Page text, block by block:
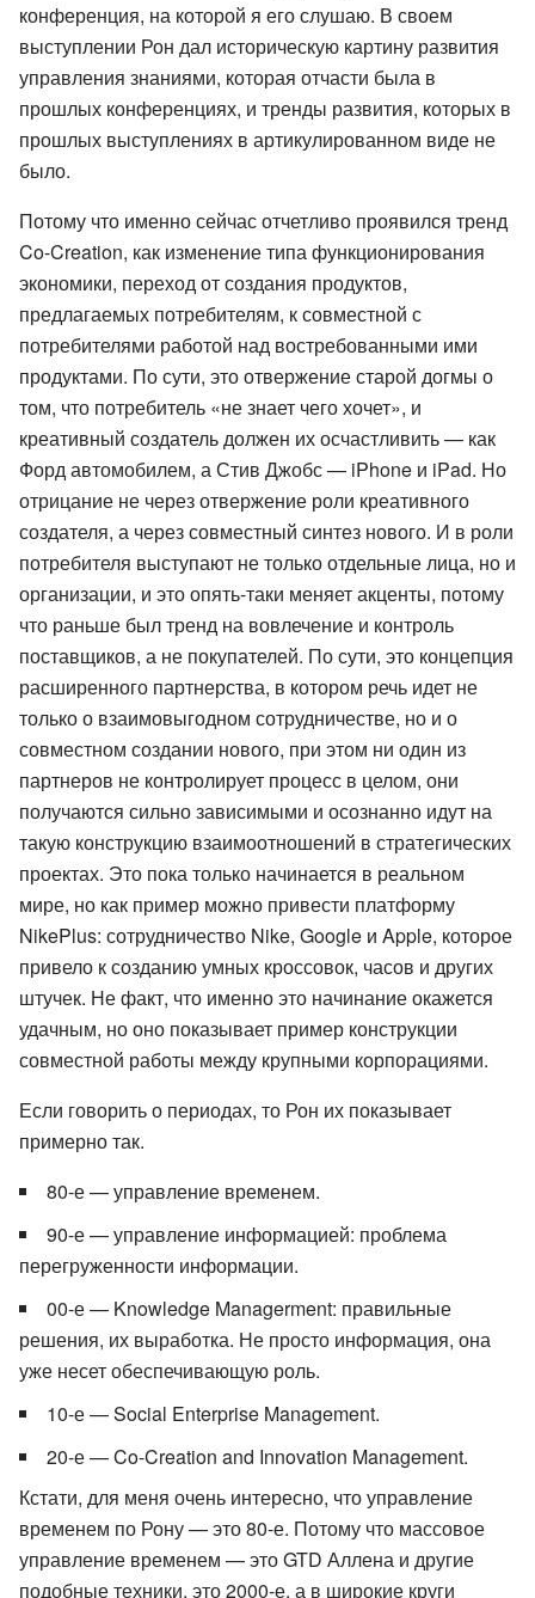
конференция, на которой я его слушаю. В своем
выступлении Рон дал историческую картину развития
управления знаниями, которая отчасти была в
прошлых конференциях, и тренды развития, которых в
прошлых выступлениях в артикулированном виде не
было.
Потому что именно сейчас отчетливо проявился тренд
Co-Creation, как изменение типа функционирования
экономики, переход от создания продуктов,
предлагаемых потребителям, к совместной с
потребителями работой над востребованными ими
продуктами. По сути, это отвержение старой догмы о
том, что потребитель «не знает чего хочет», и
креативный создатель должен их осчастливить — как
Форд автомобилем, а Стив Джобс — iPhone и iPad. Но
отрицание не через отвержение роли креативного
создателя, а через совместный синтез нового. И в роли
потребителя выступают не только отдельные лица, но и
организации, и это опять-таки меняет акценты, потому
что раньше был тренд на вовлечение и контроль
поставщиков, а не покупателей. По сути, это концепция
расширенного партнерства, в котором речь идет не
только о взаимовыгодном сотрудничестве, но и о
совместном создании нового, при этом ни один из
партнеров не контролирует процесс в целом, они
получаются сильно зависимыми и осознанно идут на
такую конструкцию взаимоотношений в стратегических
проектах. Это пока только начинается в реальном
мире, но как пример можно привести платформу
NikePlus: сотрудничество Nike, Google и Apple, которое
привело к созданию умных кроссовок, часов и других
штучек. Не факт, что именно это начинание окажется
удачным, но оно показывает пример конструкции
совместной работы между крупными корпорациями.
Если говорить о периодах, то Рон их показывает
примерно так.
80-е — управление временем.
90-е — управление информацией: проблема
перегруженности информации.
00-е — Knowledge Managerment: правильные
решения, их выработка. Не просто информация, она
уже несет обеспечивающую роль.
10-е — Social Enterprise Management.
20-е — Co-Creation and Innovation Management.
Кстати, для меня очень интересно, что управление
временем по Рону — это 80-е. Потому что массовое
управление временем — это GTD Аллена и другие
подобные техники, это 2000-е, а в широкие круги